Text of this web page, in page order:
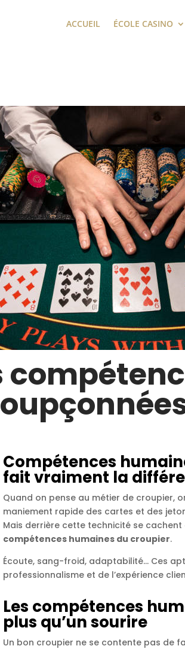
ACCUEIL ÉCOLE CASINO
Compétences
fait vraiment la
Quand on pense au métier de croupier,
maniement rapide des cartes et des
Mais derrière cette technicité se
compétences humaines du croupier.
Écoute, sang-froid, adaptabilité… Ces
professionnalisme et de l’expérience
Les compétences
plus qu’un sourire
Un bon croupier ne se contente pas de